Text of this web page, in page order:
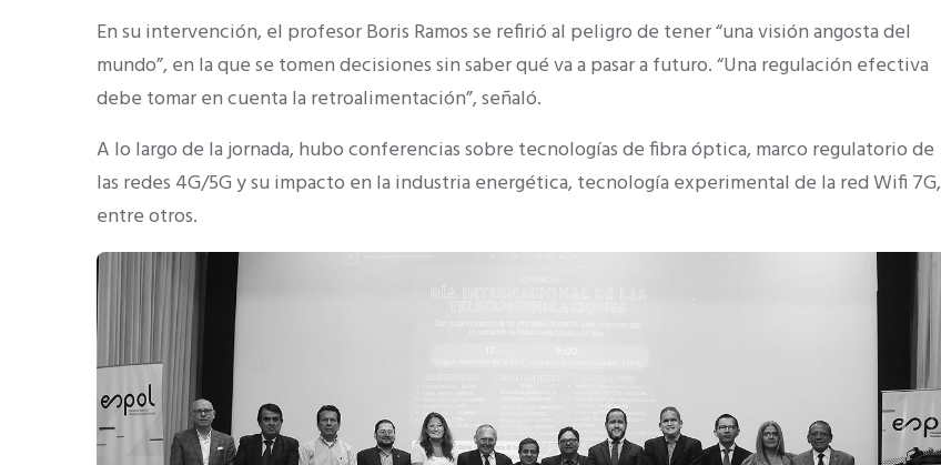
En su intervención, el profesor Boris Ramos se refirió al peligro de tener “una visión angosta del
mundo”, en la que se tomen decisiones sin saber qué va a pasar a futuro. “Una regulación efectiva
debe tomar en cuenta la retroalimentación”, señaló.
A lo largo de la jornada, hubo conferencias sobre tecnologías de fibra óptica, marco regulatorio de
las redes 4G/5G y su impacto en la industria energética, tecnología experimental de la red Wifi 7G,
entre otros.